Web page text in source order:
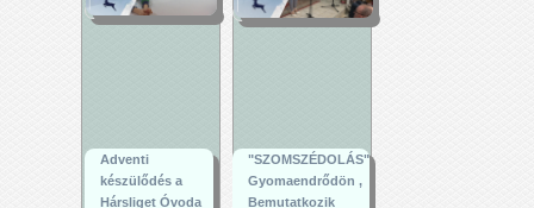
Adventi
készülődés a
Hársliget Óvoda
"SZOMSZÉDOLÁS"
Gyomaendrődön ,
Bemutatkozik